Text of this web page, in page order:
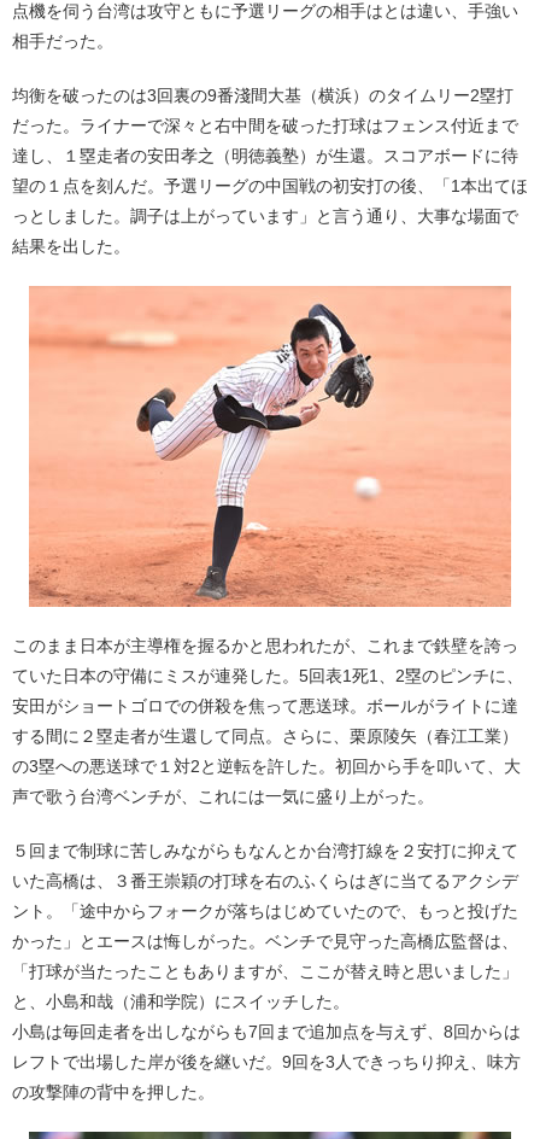
点機を伺う台湾は攻守ともに予選リーグの相手はとは違い、手強い
相手だった。
均衡を破ったのは3回裏の9番淺間大基（横浜）のタイムリー2塁打
だった。ライナーで深々と右中間を破った打球はフェンス付近まで
達し、１塁走者の安田孝之（明徳義塾）が生還。スコアボードに待
望の１点を刻んだ。予選リーグの中国戦の初安打の後、「1本出てほ
っとしました。調子は上がっています」と言う通り、大事な場面で
結果を出した。
このまま日本が主導権を握るかと思われたが、これまで鉄壁を誇っ
ていた日本の守備にミスが連発した。5回表1死1、2塁のピンチに、
安田がショートゴロでの併殺を焦って悪送球。ボールがライトに達
する間に２塁走者が生還して同点。さらに、栗原陵矢（春江工業）
の3塁への悪送球で１対2と逆転を許した。初回から手を叩いて、大
声で歌う台湾ベンチが、これには一気に盛り上がった。
５回まで制球に苦しみながらもなんとか台湾打線を２安打に抑えて
いた高橋は、３番王崇穎の打球を右のふくらはぎに当てるアクシデ
ント。「途中からフォークが落ちはじめていたので、もっと投げた
かった」とエースは悔しがった。ベンチで見守った高橋広監督は、
「打球が当たったこともありますが、ここが替え時と思いました」
と、小島和哉（浦和学院）にスイッチした。
小島は毎回走者を出しながらも7回まで追加点を与えず、8回からは
レフトで出場した岸が後を継いだ。9回を3人できっちり抑え、味方
の攻撃陣の背中を押した。